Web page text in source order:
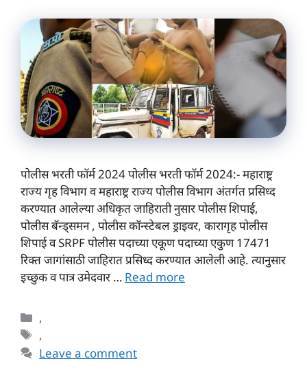
पोलीस भरती फॉर्म 2024 पोलीस भरती फॉर्म 2024:- महाराष्ट्र
राज्य गृह विभाग व महाराष्ट्र राज्य पोलीस विभाग अंतर्गत प्रसिध्द
करण्यात आलेल्या अधिकृत जाहिराती नुसार पोलीस शिपाई,
पोलीस बॅन्ड्समन , पोलीस कॉन्स्टेबल ड्राइवर, कारागृह पोलीस
शिपाई व SRPF पोलीस पदाच्या एकूण पदाच्या एकुण 17471
रिक्त जागांसाठी जाहिरात प्रसिध्द करण्यात आलेली आहे. त्यानुसार
इच्छुक व पात्र उमेदवार … Read more
Categories
,
Tags
,
Leave a comment